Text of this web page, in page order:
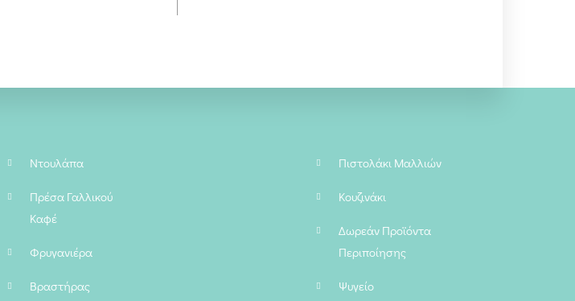
Ντουλάπα
Πρέσα Γαλλικού
Καφέ
Φρυγανιέρα
Βραστήρας
Πιστολάκι Μαλλιών
Κουζινάκι
Δωρεάν Προϊόντα
Περιποίησης
Ψυγείο